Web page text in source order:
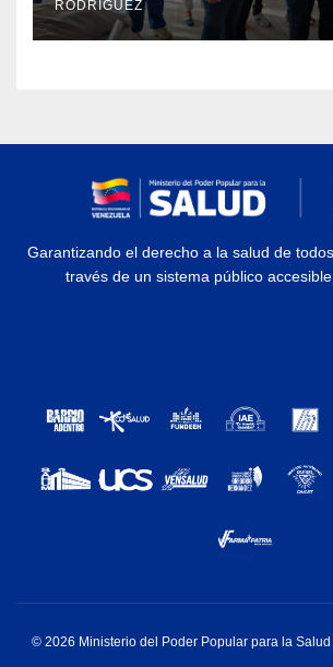
RODRÍGUEZ
Garantizando el derecho a la salud de
través de un sistema público accesible
© 2026 Ministerio del Poder Popular para la Salud